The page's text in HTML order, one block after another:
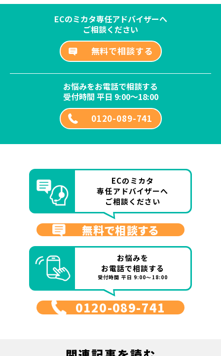
ECのミカタ専任アドバイザーへ
ご相談ください
無料で相談する
お悩みをお電話で相談する
受付時間 平日 9:00～18:00
0120-089-741
ECのミカタ
専任アドバイザーへ
ご相談ください
無料で相談する
お悩みを
お電話で相談する
受付時間 平日 9:00～18:00
0120-089-741